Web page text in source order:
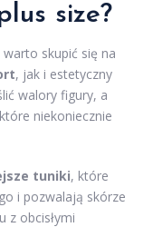
size?
skupić się na
, jak i estetyczny
walory figury, a
niekoniecznie
tuniki, które
i pozwalają skórze
z obcisłymi